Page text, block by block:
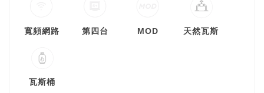
寬頻網路 第四台 MOD 天然瓦斯
瓦斯桶